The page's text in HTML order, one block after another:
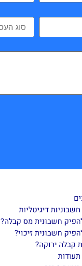
דיגיטליות
חשבונית מס קבלה?
חשבונית זיכוי?
קבלה ירוקה?